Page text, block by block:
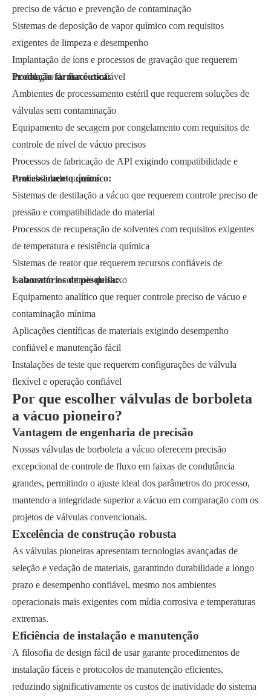
preciso de vácuo e prevenção de contaminação
Sistemas de deposição de vapor químico com requisitos
exigentes de limpeza e desempenho
Implantação de íons e processos de gravação que requerem
modulação de fluxo confiável
Produção farmacêutica:
Ambientes de processamento estéril que requerem soluções de
válvulas sem contaminação
Equipamento de secagem por congelamento com requisitos de
controle de nível de vácuo precisos
Processos de fabricação de API exigindo compatibilidade e
confiabilidade química
Processamento químico:
Sistemas de destilação a vácuo que requerem controle preciso de
pressão e compatibilidade do material
Processos de recuperação de solventes com requisitos exigentes
de temperatura e resistência química
Sistemas de reator que requerem recursos confiáveis de
isolamento e controle de fluxo
Laboratórios de pesquisa:
Equipamento analítico que requer controle preciso de vácuo e
contaminação mínima
Aplicações científicas de materiais exigindo desempenho
confiável e manutenção fácil
Instalações de teste que requerem configurações de válvula
flexível e operação confiável
Por que escolher válvulas de borboleta
a vácuo pioneiro?
Vantagem de engenharia de precisão
Nossas válvulas de borboleta a vácuo oferecem precisão
excepcional de controle de fluxo em faixas de condutância
grandes, permitindo o ajuste ideal dos parâmetros do processo,
mantendo a integridade superior a vácuo em comparação com os
projetos de válvulas convencionais.
Excelência de construção robusta
As válvulas pioneiras apresentam tecnologias avançadas de
seleção e vedação de materiais, garantindo durabilidade a longo
prazo e desempenho confiável, mesmo nos ambientes
operacionais mais exigentes com mídia corrosiva e temperaturas
extremas.
Eficiência de instalação e manutenção
A filosofia de design fácil de usar garante procedimentos de
instalação fáceis e protocolos de manutenção eficientes,
reduzindo significativamente os custos de inatividade do sistema